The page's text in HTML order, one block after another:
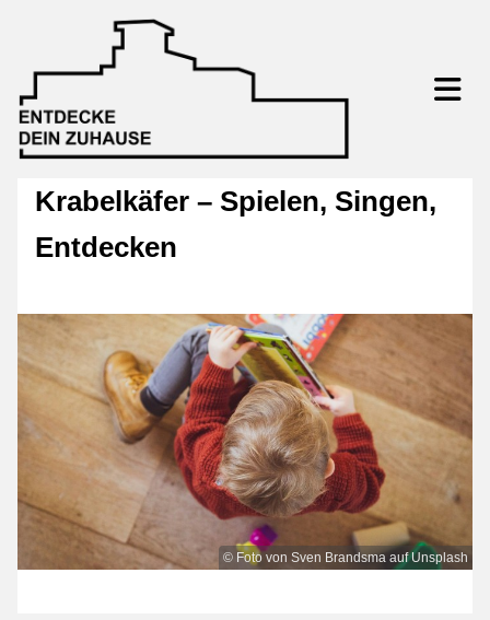
Krabelkäfer – Spielen, Singen,
Entdecken
© Foto von Sven Brandsma auf Unsplash